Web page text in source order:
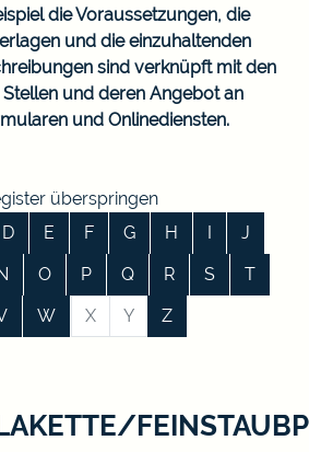
die Voraussetzungen, die
und die einzuhaltenden
sind verknüpft mit den
und deren Angebot an
und Onlinediensten.
überspringen
D E F G H I
J
O P Q R S
T
W X Y Z